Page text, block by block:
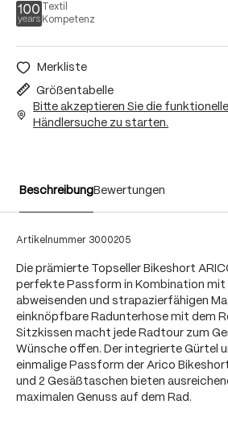
Textil
Kompetenz
Merkliste
Größentabelle
Bitte akzeptieren Sie die
Händlersuche zu starten.
BeschreibungBewertungen
Artikelnummer 3000205
Die prämierte Topseller Bikeshort
perfekte Passform in Kombination mit
abweisenden und strapazierfähigen
einknöpfbare Radunterhose mit dem
Sitzkissen macht jede Radtour zum
Wünsche offen. Der integrierte Gürtel
einmalige Passform der Arico
und 2 Gesäßtaschen bieten
maximalen Genuss auf dem Rad.